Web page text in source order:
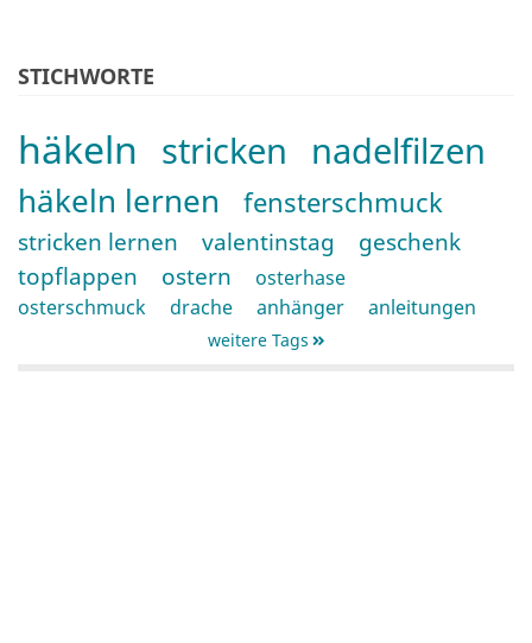
STICHWORTE
häkeln stricken nadelfilzen
häkeln lernen fensterschmuck
stricken lernen valentinstag
geschenk
topflappen
ostern
osterhase
osterschmuck
drache anhänger anleitungen
weitere Tags